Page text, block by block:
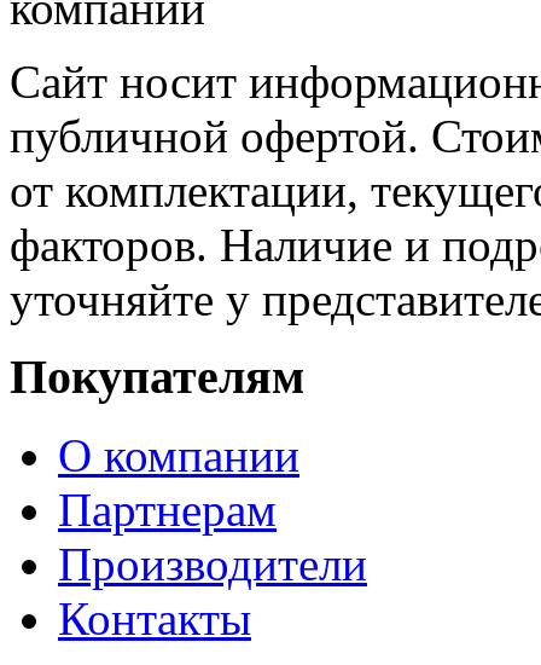
Сайт носит
публичной офертой.
от комплектации,
факторов. Наличие и
уточняйте у
Покупателям
О компании
Партнерам
Производители
Контакты